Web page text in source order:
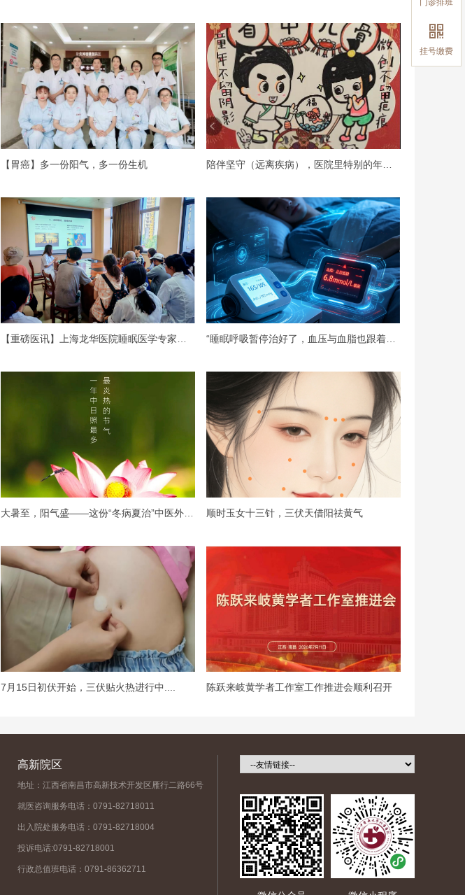
【胃癌】多一份阳气，多一份生机
顺时玉女十三针，三伏天借阳祛黄气
7月15日初伏开始，三伏贴火热进行中.... 陈跃来岐黄学者工作室工作推进会顺利召开
高新院区
地址：江西省南昌市高新技术开发区雁行二路66号
就医咨询服务电话：0791-82718011
出入院处服务电话：0791-82718004
投诉电话:0791-82718001
行政总值班电话：0791-86362711

挂号缴费